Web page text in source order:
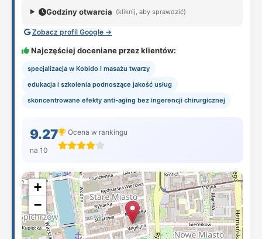
Godziny otwarcia (kliknij, aby sprawdzić)
Zobacz profil Google →
Najczęściej doceniane przez klientów:
specjalizacja w Kobido i masażu twarzy
edukacja i szkolenia podnoszące jakość usług
skoncentrowane efekty anti-aging bez ingerencji chirurgicznej
9.27
na 10
Ocena w rankingu
+
−